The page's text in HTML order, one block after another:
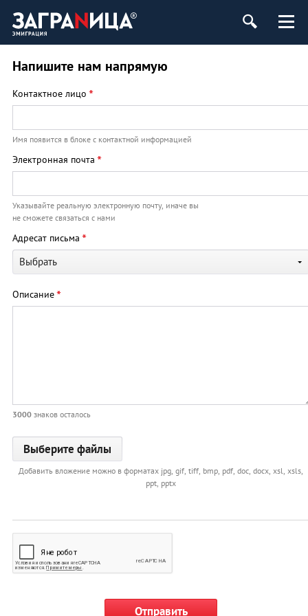
Напишите нам напрямую
Контактное лицо *
Имя появится в блоке с контактной информацией
Электронная почта *
Указывайте реальную электронную почту, иначе вы
не сможете связаться с нами
Адресат письма *
Выбрать
Описание*
3000 знаков осталось
Добавить вложение можно в форматах jpg, gif, tiff, bmp, pdf, doc, docx, xsl, xsls,
ppt, pptx